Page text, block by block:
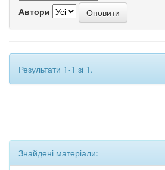
Автори
Результати 1-1 зі 1.
Знайдені матеріали: